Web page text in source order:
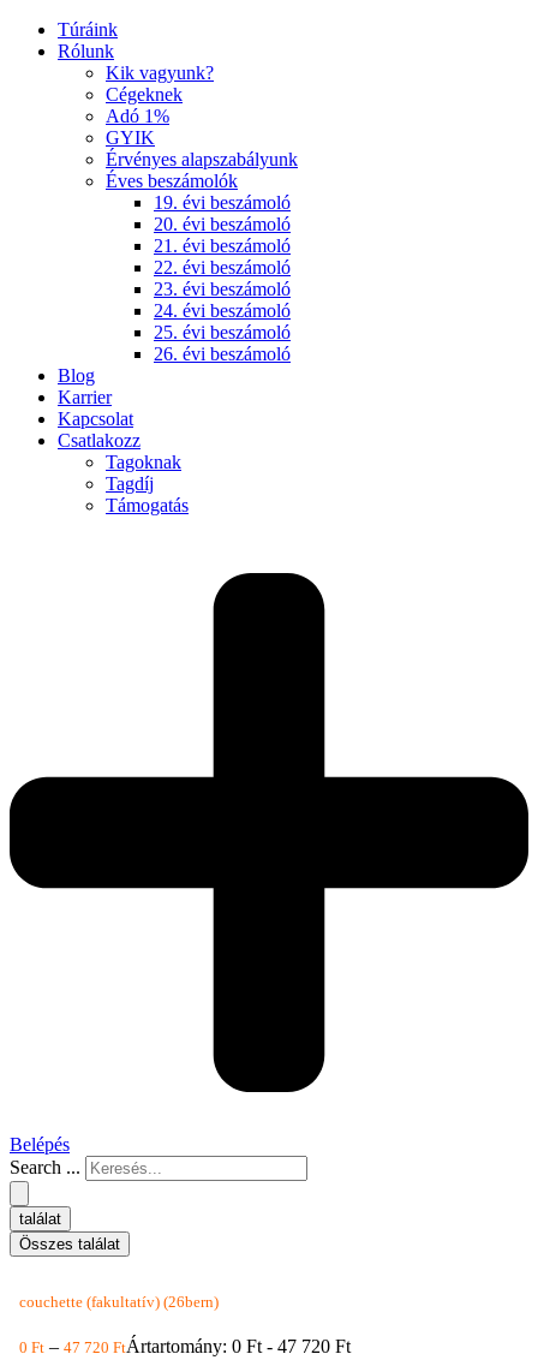
Túráink
Rólunk
Kik vagyunk?
Cégeknek
Adó 1%
GYIK
Érvényes alapszabályunk
Éves beszámolók
19. évi beszámoló
20. évi beszámoló
21. évi beszámoló
22. évi beszámoló
23. évi beszámoló
24. évi beszámoló
25. évi beszámoló
26. évi beszámoló
Blog
Karrier
Kapcsolat
Csatlakozz
Tagoknak
Tagdíj
Támogatás
Belépés
Search ...
találat
Összes találat
couchette (fakultatív) (26bern)
0 Ft – 47 720 FtÁrtartomány: 0 Ft - 47 720 Ft